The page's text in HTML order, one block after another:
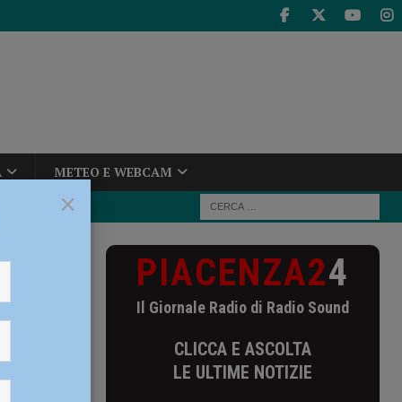
METEO E WEBCAM
nerazzurri fa
fa
PIACENZA24
Il Giornale Radio di Radio Sound
CLICCA E ASCOLTA
LE ULTIME NOTIZIE
×